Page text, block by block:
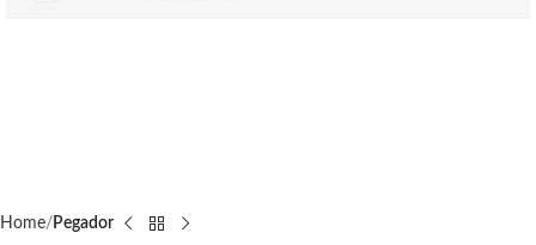
Home Pegador​